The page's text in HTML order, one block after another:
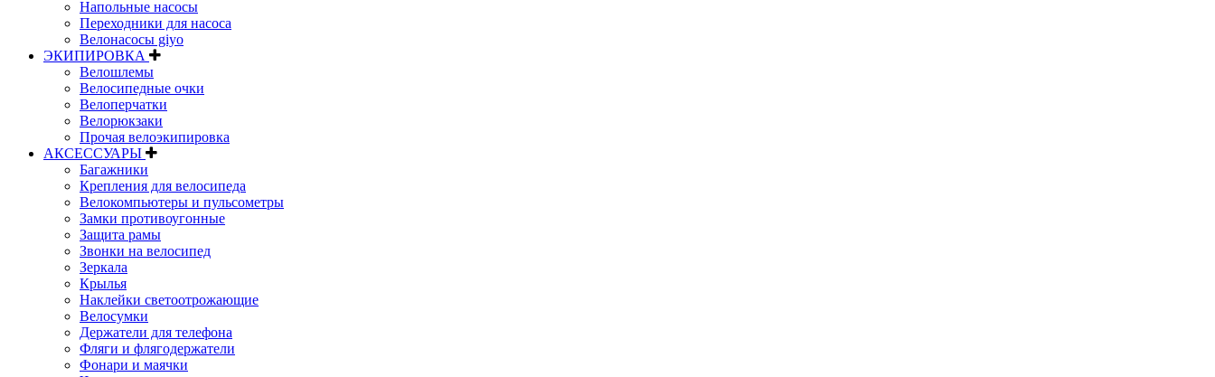
Напольные насосы
Переходники для насоса
Велонасосы giyo
ЭКИПИРОВКА
Велошлемы
Велосипедные очки
Велоперчатки
Велорюкзаки
Прочая велоэкипировка
АКСЕССУАРЫ
Багажники
Крепления для велосипеда
Велокомпьютеры и пульсометры
Замки противоугонные
Защита рамы
Звонки на велосипед
Зеркала
Крылья
Наклейки светоотрожающие
Велосумки
Держатели для телефона
Фляги и флягодержатели
Фонари и маячки